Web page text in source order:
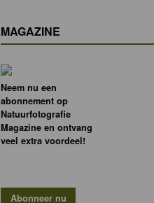
MAGAZINE
Neem nu een
abonnement op
Natuurfotografie
Magazine en ontvang
veel extra voordeel!